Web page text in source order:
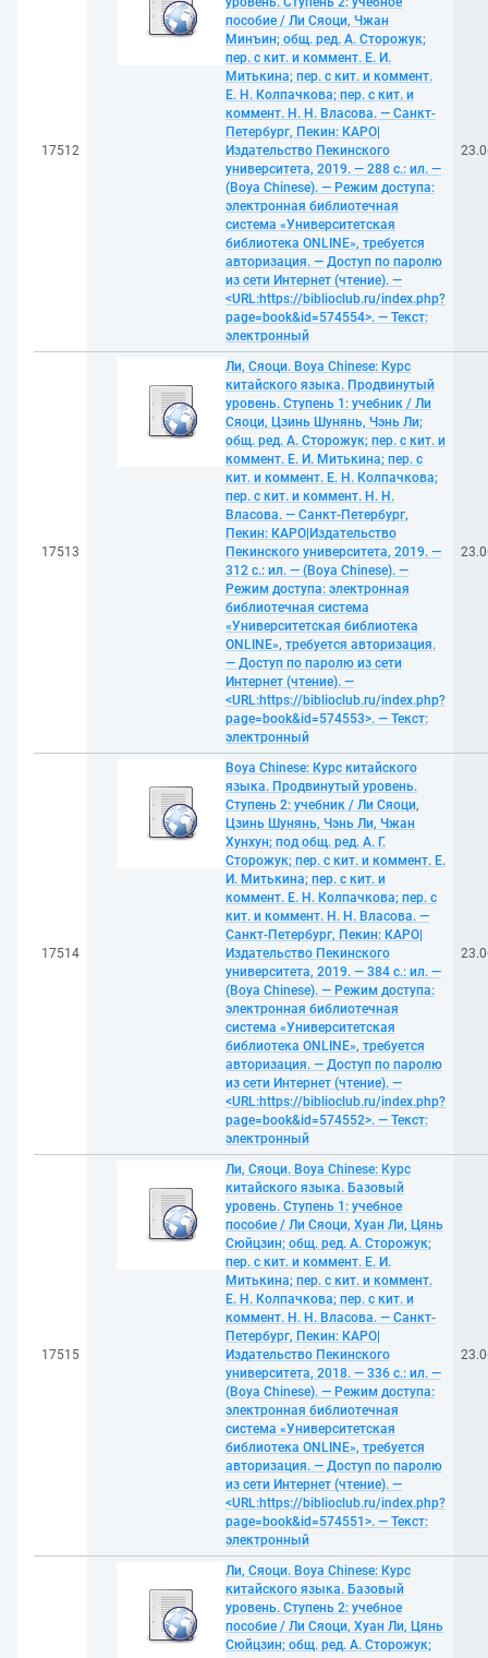
17512
пособие / Ли Сяоци, Чжан
Минъин; общ. ред. А. Сторожук;
пер. с кит. и коммент. Е. И.
Митькина; пер. с кит. и коммент.
Е. Н. Колпачкова; пер. с кит. и
коммент. Н. Н. Власова. — Санкт-
Петербург, Пекин: КАРО|
Издательство Пекинского
университета, 2019. — 288 с.: ил. —
(Boya Chinese). — Режим доступа:
электронная библиотечная
система «Университетская
библиотека ONLINE», требуется
авторизация. — Доступ по паролю
из сети Интернет (чтение). —
<URL:https://biblioclub.ru/index.php?
page=book&id=574554>. — Текст:
электронный
17513
Ли, Сяоци. Boya Chinese: Курс
китайского языка. Продвинутый
уровень. Ступень 1: учебник / Ли
Сяоци, Цзинь Шунянь, Чэнь Ли;
общ. ред. А. Сторожук; пер. с кит. и
коммент. Е. И. Митькина; пер. с
кит. и коммент. Е. Н. Колпачкова;
пер. с кит. и коммент. Н. Н.
Власова. — Санкт-Петербург,
Пекин: КАРО|Издательство
Пекинского университета, 2019. —
312 с.: ил. — (Boya Chinese). —
Режим доступа: электронная
библиотечная система
«Университетская библиотека
ONLINE», требуется авторизация.
— Доступ по паролю из сети
Интернет (чтение). —
<URL:https://biblioclub.ru/index.php?
page=book&id=574553>. — Текст:
электронный
17514
Boya Chinese: Курс китайского
языка. Продвинутый уровень.
Ступень 2: учебник / Ли Сяоци,
Цзинь Шунянь, Чэнь Ли, Чжан
Хунхун; под общ. ред. А. Г.
Сторожук; пер. с кит. и коммент. Е.
И. Митькина; пер. с кит. и
коммент. Е. Н. Колпачкова; пер. с
кит. и коммент. Н. Н. Власова. —
Санкт-Петербург, Пекин: КАРО|
Издательство Пекинского
университета, 2019. — 384 с.: ил. —
(Boya Chinese). — Режим доступа:
электронная библиотечная
система «Университетская
библиотека ONLINE», требуется
авторизация. — Доступ по паролю
из сети Интернет (чтение). —
<URL:https://biblioclub.ru/index.php?
page=book&id=574552>. — Текст:
электронный
17515
Ли, Сяоци. Boya Chinese: Курс
китайского языка. Базовый
уровень. Ступень 1: учебное
пособие / Ли Сяоци, Хуан Ли, Цянь
Сюйцзин; общ. ред. А. Сторожук;
пер. с кит. и коммент. Е. И.
Митькина; пер. с кит. и коммент.
Е. Н. Колпачкова; пер. с кит. и
коммент. Н. Н. Власова. — Санкт-
Петербург, Пекин: КАРО|
Издательство Пекинского
университета, 2018. — 336 с.: ил. —
(Boya Chinese). — Режим доступа:
электронная библиотечная
система «Университетская
библиотека ONLINE», требуется
авторизация. — Доступ по паролю
из сети Интернет (чтение). —
<URL:https://biblioclub.ru/index.php?
page=book&id=574551>. — Текст:
электронный
Ли, Сяоци. Boya Chinese: Курс
китайского языка. Базовый
уровень. Ступень 2: учебное
пособие / Ли Сяоци, Хуан Ли, Цянь
Сюйцзин; общ. ред. А. Сторожук;